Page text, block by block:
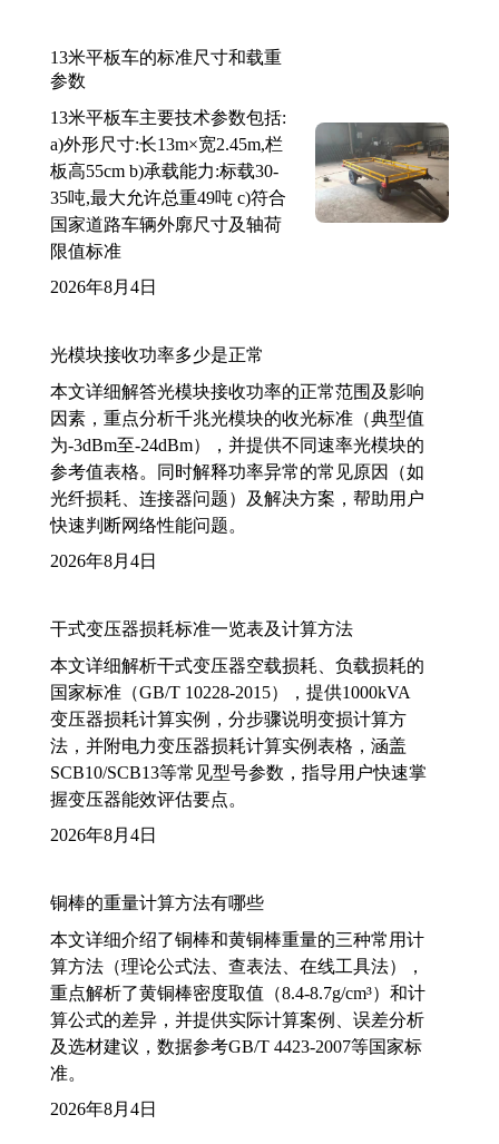
13米平板车的标准尺寸和载重
参数
13米平板车主要技术参数包括:
a)外形尺寸:长13m×宽2.45m,栏
板高55cm b)承载能力:标载30-
35吨,最大允许总重49吨 c)符合
国家道路车辆外廓尺寸及轴荷
限值标准
2026年8月4日
光模块接收功率多少是正常
本文详细解答光模块接收功率的正常范围及影响
因素，重点分析千兆光模块的收光标准（典型值
为-3dBm至-24dBm），并提供不同速率光模块的
参考值表格。同时解释功率异常的常见原因（如
光纤损耗、连接器问题）及解决方案，帮助用户
快速判断网络性能问题。
2026年8月4日
干式变压器损耗标准一览表及计算方法
本文详细解析干式变压器空载损耗、负载损耗的
国家标准（GB/T 10228-2015），提供1000kVA
变压器损耗计算实例，分步骤说明变损计算方
法，并附电力变压器损耗计算实例表格，涵盖
SCB10/SCB13等常见型号参数，指导用户快速掌
握变压器能效评估要点。
2026年8月4日
铜棒的重量计算方法有哪些
本文详细介绍了铜棒和黄铜棒重量的三种常用计
算方法（理论公式法、查表法、在线工具法），
重点解析了黄铜棒密度取值（8.4-8.7g/cm³）和计
算公式的差异，并提供实际计算案例、误差分析
及选材建议，数据参考GB/T 4423-2007等国家标
准。
2026年8月4日